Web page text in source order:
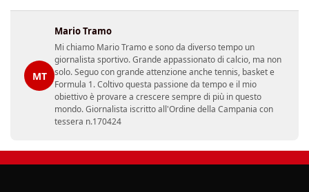
MT
Mario Tramo
Mi chiamo Mario Tramo e sono da diverso tempo un
giornalista sportivo. Grande appassionato di calcio, ma non
solo. Seguo con grande attenzione anche tennis, basket e
Formula 1. Coltivo questa passione da tempo e il mio
obiettivo è provare a crescere sempre di più in questo
mondo. Giornalista iscritto all'Ordine della Campania con
tessera n.170424